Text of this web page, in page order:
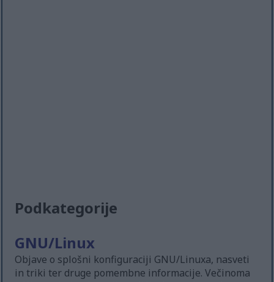
Podkategorije
GNU/Linux
Objave o splošni konfiguraciji GNU/Linuxa, nasveti
in triki ter druge pomembne informacije. Večinoma